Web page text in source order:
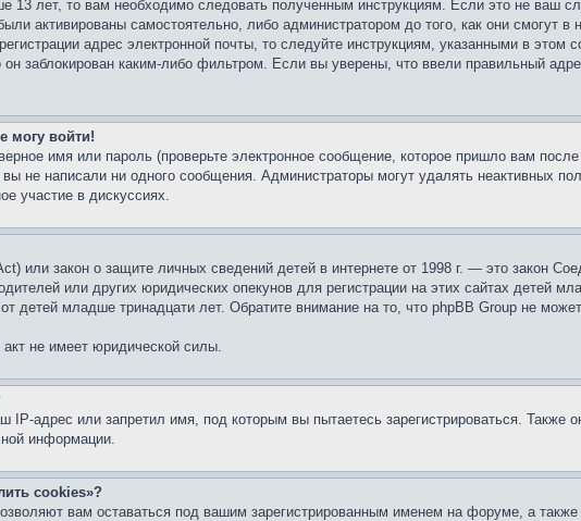
13 лет, то вам необходимо следовать полученным инструкциям. Если это не ваш
активированы самостоятельно, либо администратором до того, как они смогут
адрес электронной почты, то следуйте инструкциям, указанными в
заблокирован каким-либо фильтром. Если вы уверены, что ввели правильный
могу войти!
имя или пароль (проверьте электронное сообщение, которое пришло вам
не написали ни одного сообщения. Администраторы могут удалять неактивных
участие в дискуссиях.
или закон о защите личных сведений детей в интернете от 1998 г. — это закон
или других юридических опекунов для регистрации на этих сайтах детей
детей младше тринадцати лет. Обратите внимание на то, что phpBB Group не
не имеет юридической силы.
IP-адрес или запретил имя, под которым вы пытаетесь зарегистрироваться.
информации.
cookies»?
вам оставаться под вашим зарегистрированным именем на форуме, а